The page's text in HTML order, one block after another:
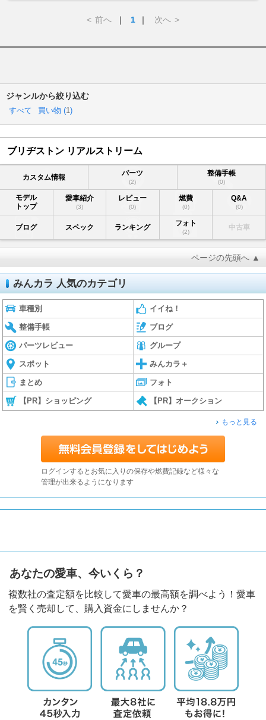
< 前へ ｜ 1 ｜ 次へ >
ジャンルから絞り込む
すべて 買い物 (1)
ブリヂストン リアルストリーム
カスタム情報 パーツ
(2)
整備手帳
(0)
モデル
トップ
愛車紹介
(3)
レビュー
(0)
燃費
(0)
Q&A
(0)
ブログ スペック ランキング フォト
(2)
中古車
ページの先頭へ ▲
みんカラ 人気のカテゴリ
車種別 イイね！
整備手帳 ブログ
パーツレビュー グループ
スポット みんカラ＋
まとめ フォト
【PR】ショッピング 【PR】オークション
もっと見る
ログインするとお気に入りの保存や燃費記録など様々な
管理が出来るようになります
あなたの愛車、今いくら？
複数社の査定額を比較して愛車の最高額を調べよう！愛車
を賢く売却して、購入資金にしませんか？